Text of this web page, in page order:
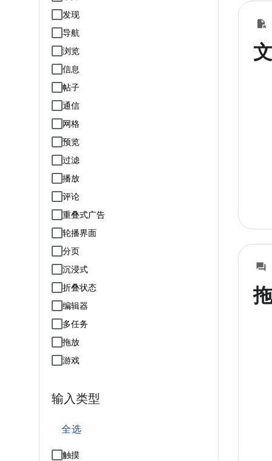
发现
导航
浏览
信息
帖子
通信
网格
预览
过滤
播放
评论
重叠式广告
轮播界面
分页
沉浸式
折叠状态
编辑器
多任务
拖放
游戏
输入类型
全选
触摸